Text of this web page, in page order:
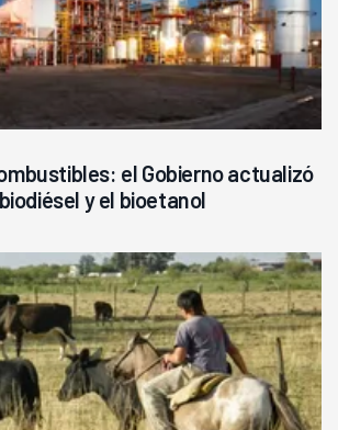
el Gobierno actualizó
y el bioetanol